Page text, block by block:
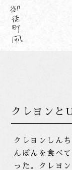
クレヨンと
クレヨンしん
んぽんを食べ
った。クレヨ